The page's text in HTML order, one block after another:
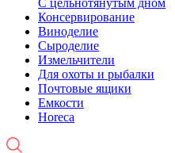
С цельнотянутым дном
Консервирование
Виноделие
Сыроделие
Измельчители
Для охоты и рыбалки
Почтовые ящики
Емкости
Horeca